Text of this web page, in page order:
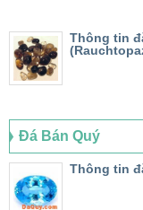
Thông tin
Đá Bán Quý
Thông tin